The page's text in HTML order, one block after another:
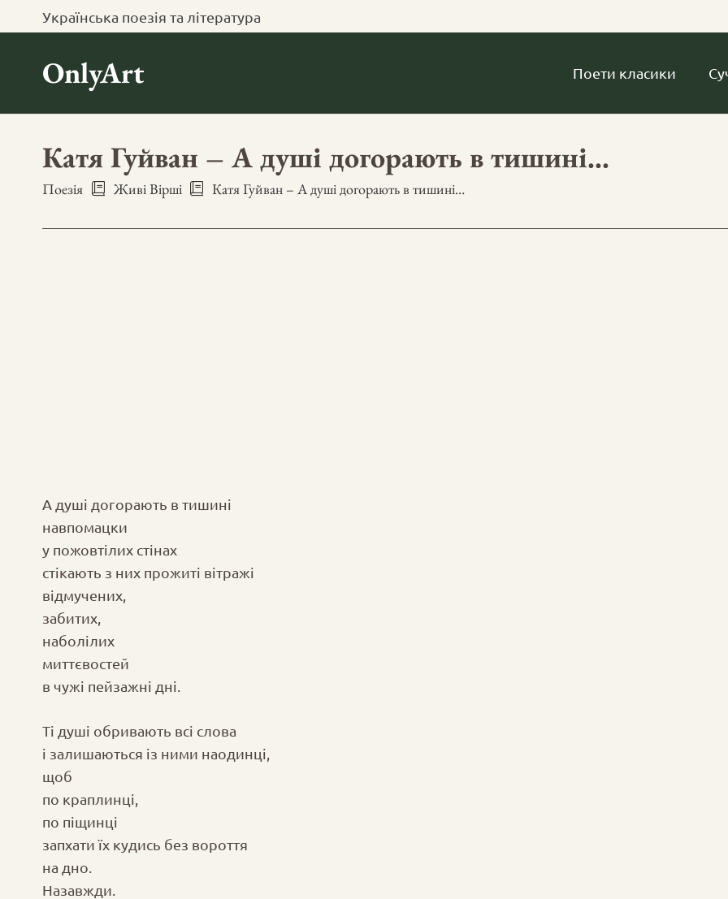
Українська поезія та література
OnlyArt Поети класики
Катя Гуйван – А душі догорають в тишині…
Поезія Живі Вірші Катя Гуйван – А душі догорають в тишині…
А душі догорають в тишині
навпомацки
у пожовтілих стінах
стікають з них прожиті вітражі
відмучених,
забитих,
наболілих
миттєвостей
в чужі пейзажні дні.
Ті душі обривають всі слова
і залишаються із ними наодинці,
щоб
по краплинці,
по піщинці
запхати їх кудись без вороття
на дно.
Назавжди.